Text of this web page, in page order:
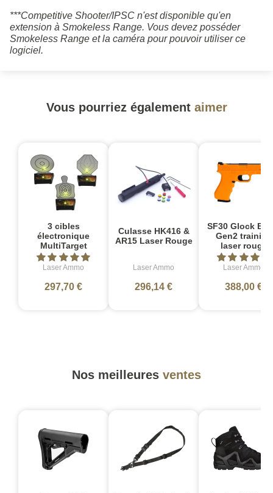
***Competitive Shooter/IPSC n'est disponible qu'en
extension à Smokeless Range. Vous devez posséder
Smokeless Range et la caméra pour pouvoir utiliser ce
logiciel.
Vous pourriez également aimer
3 cibles
électronique
MultiTarget
Laser Ammo
297,70 €
Culasse HK416 &
AR15 Laser Rouge
Laser Ammo
296,14 €
SF30 Glock
Gen2 training
laser rouge
Laser Ammo
388,00 €
Nos meilleures ventes